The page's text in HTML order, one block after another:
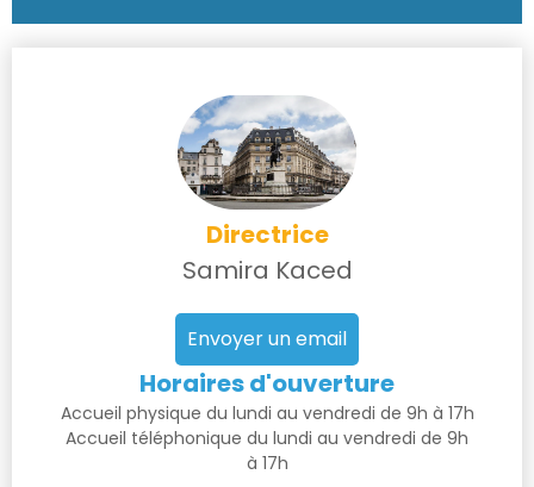
Directrice
Samira Kaced
Envoyer un email
Horaires d'ouverture
Accueil physique du lundi au vendredi de 9h à 17h
Accueil téléphonique du lundi au vendredi de 9h
à 17h